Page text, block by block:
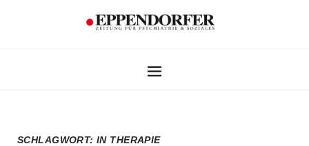
SCHLAGWORT:IN THERAPIE